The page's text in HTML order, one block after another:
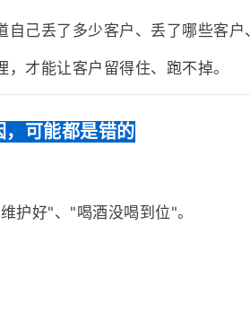
自己丢了多少客户、丢了哪些客
才能让客户留得住、跑不掉。
可能都是错的
护好"、"喝酒没喝到位"。